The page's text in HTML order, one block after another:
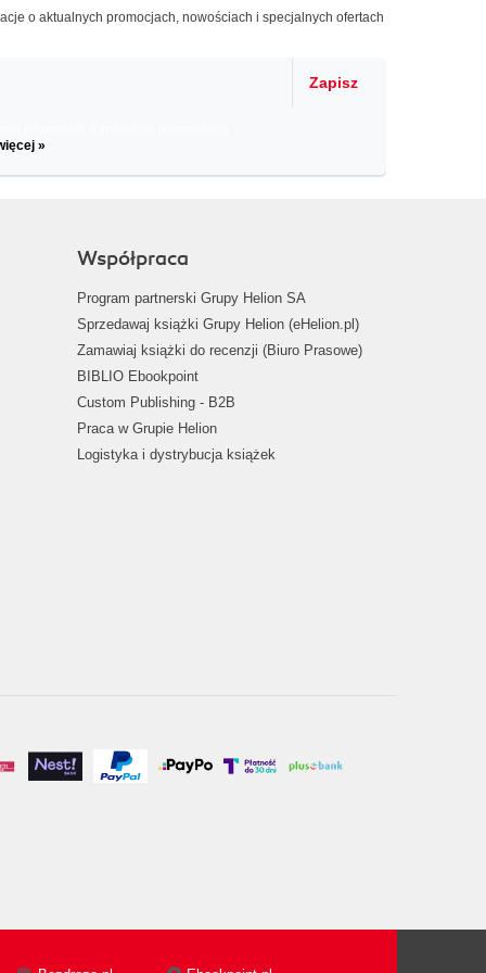
o aktualnych promocjach, nowościach i specjalnych ofertach
Zapisz
»
Współpraca
Program partnerski Grupy Helion SA
Sprzedawaj książki Grupy Helion (eHelion.pl)
Zamawiaj książki do recenzji (Biuro Prasowe)
BIBLIO Ebookpoint
Custom Publishing - B2B
Praca w Grupie Helion
Logistyka i dystrybucja książek